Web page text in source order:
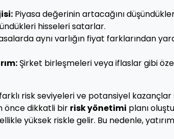
Piyasa değerinin artacağını
hisseleri satarlar.
aynı varlığın fiyat farklarından
Şirket birleşmeleri veya iflaslar gibi
risk seviyeleri ve potansiyel kazançlar
önce dikkatli bir risk yönetimi planı
yüksek riskle gelir. Bu nedenle,